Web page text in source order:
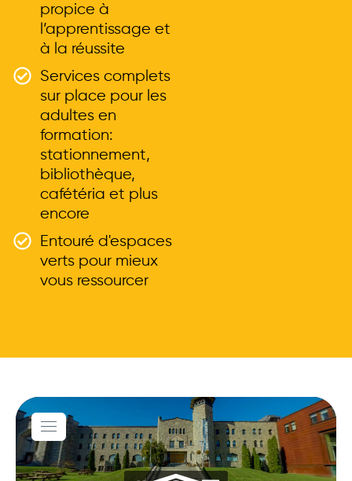
propice à
l’apprentissage et
à la réussite
Services complets
sur place pour les
adultes en
formation:
stationnement,
bibliothèque,
cafétéria et plus
encore
Entouré d'espaces
verts pour mieux
vous ressourcer